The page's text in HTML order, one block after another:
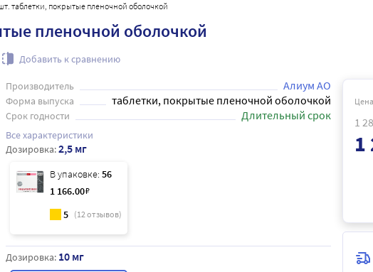
таблетки, покрытые пленочной оболочкой
пленочной оболочкой
Добавить к сравнению
Производитель Алиум АО
Форма выпуска таблетки, покрытые пленочной оболочкой
Срок годности Длительный срок
Все характеристики
Дозировка:2,5 мг
В упаковке: 56
1 166.00₽
5 (12отзывов)
Дозировка: 10 мг
1
1